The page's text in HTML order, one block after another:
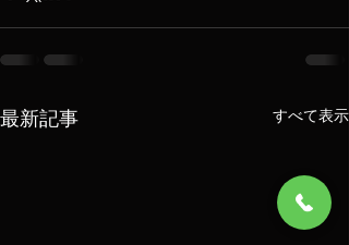
最新記事 すべて表示